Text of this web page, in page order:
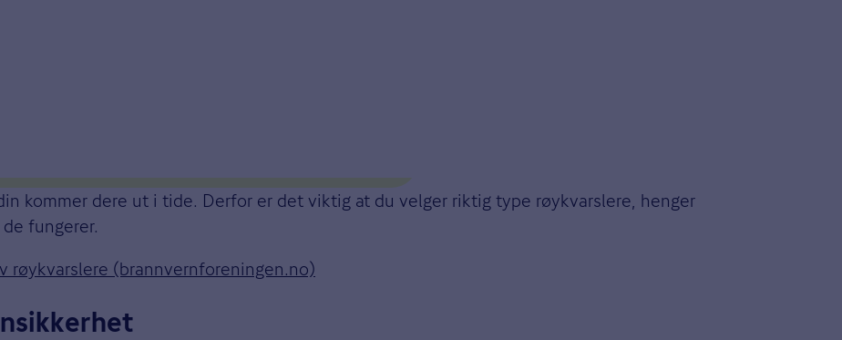
og sekunder
Bruk derfor Røykvarslerdagen til å sjekke om det virker.
kommer dere ut i tide. Derfor er det viktig at du velger riktig type røykvarslere, henger
fungerer.
røykvarslere (brannvernforeningen.no)